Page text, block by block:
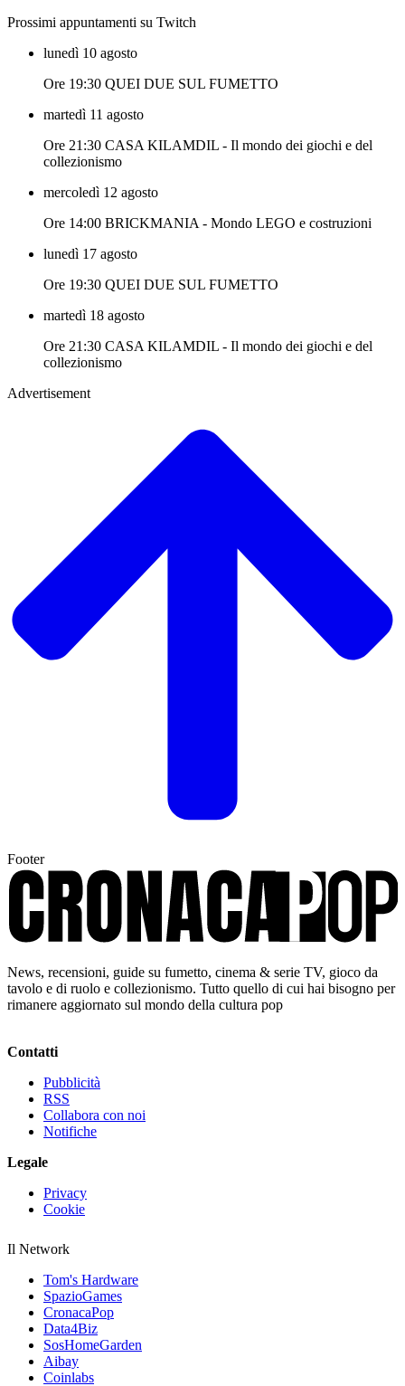
Prossimi appuntamenti su Twitch
lunedì 10 agosto
Ore 19:30 QUEI DUE SUL FUMETTO
martedì 11 agosto
Ore 21:30 CASA KILAMDIL - Il mondo dei giochi e del
collezionismo
mercoledì 12 agosto
Ore 14:00 BRICKMANIA - Mondo LEGO e costruzioni
lunedì 17 agosto
Ore 19:30 QUEI DUE SUL FUMETTO
martedì 18 agosto
Ore 21:30 CASA KILAMDIL - Il mondo dei giochi e del
collezionismo
Advertisement
Footer
News, recensioni, guide su fumetto, cinema & serie TV, gioco da
tavolo e di ruolo e collezionismo. Tutto quello di cui hai bisogno per
rimanere aggiornato sul mondo della cultura pop
Contatti
Pubblicità
RSS
Collabora con noi
Notifiche
Legale
Privacy
Cookie
Il Network
Tom's Hardware
SpazioGames
CronacaPop
Data4Biz
SosHomeGarden
Aibay
Coinlabs